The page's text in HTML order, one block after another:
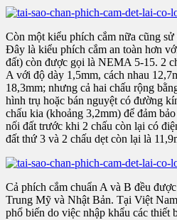
Còn một kiểu phích cắm nữa cũng sử
Đây là kiểu phích cắm an toàn hơn
đất) còn được gọi là NEMA 5-15. 2
A với độ dày 1,5mm, cách nhau
18,3mm; nhưng cả hai chấu rộng
hình trụ hoặc bán nguyệt có đường
chấu kia (khoảng 3,2mm) để đảm
nối đất trước khi 2 chấu còn lại có
đất thứ 3 và 2 chấu dẹt còn lại là
Cả phích cắm chuẩn A và B đều
Trung Mỹ và Nhật Bản. Tại Việt
phổ biến do việc nhập khẩu các thiết